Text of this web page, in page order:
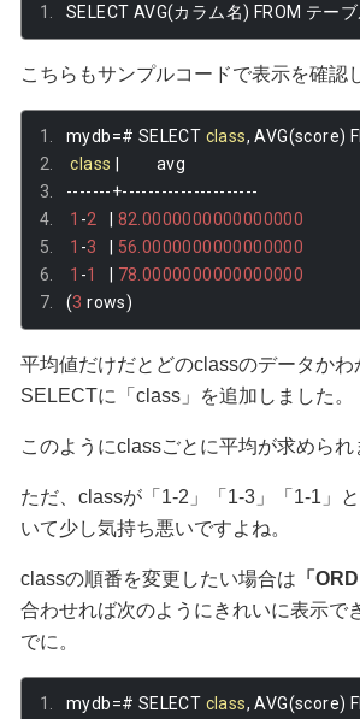
SELECT AVG(カラム名) FROM テーブ
こちらもサンプルコードで表示を確認
mydb=# SELECT class, AVG(score)
class
         avg
-------+---------------------
1 -2
82.0000000000000000
1 -3
56.0000000000000000
1 -1
78.0000000000000000
(3 rows)
平均値だけだとどのclassのデータかわ
SELECTに「class」を追加しました。
このようにclassごとに平均が求められ
ただ、classが「1-2」「1-3」「1-1」
いて少し気持ち悪いですよね。
classの順番を変更したい場合は 「
合わせれば次のようにきれいに表示で
でに。
mydb=# SELECT class, AVG(score)